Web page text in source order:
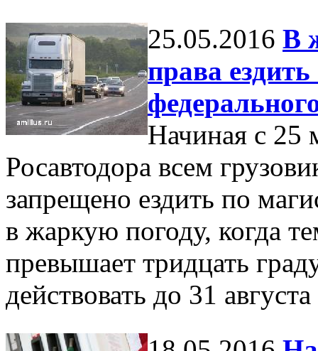
25.05.2016 В
права
Начиная с 25
Росавтодора всем
запрещено ездить по
в жаркую погоду, когда
превышает тридцать
действовать до 31